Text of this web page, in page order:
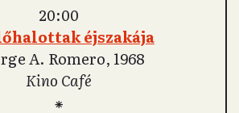
20:00
éjszakája
A. Romero, 1968
Kino Café
⁕